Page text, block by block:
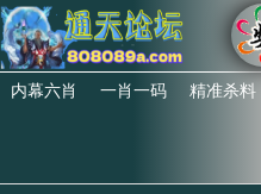
内幕六肖 一肖一码 精准杀料